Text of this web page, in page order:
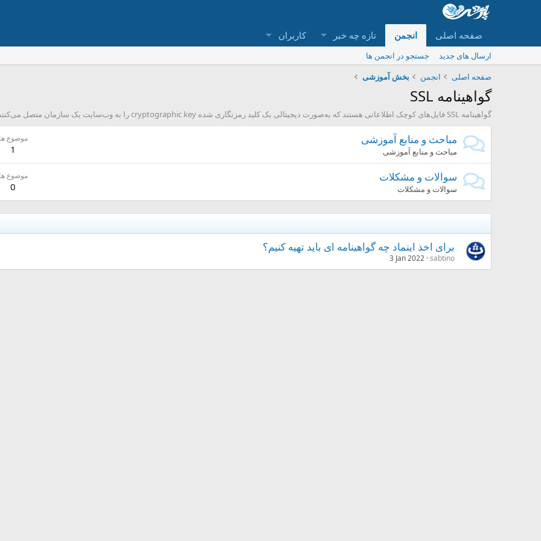
صفحه اصلی انجمن تازه چه خبر کاربران
ارسال های جدید
جستجو در انجمن ها
صفحه اصلی
انجمن بخش آموزشی
گواهینامه SSL
گواهینامه SSL فایل‌های کوچک اطلاعاتی هستند که به‌صورت دیجیتالی یک کلید رمزنگاری شده cryptographic key را به وب‌سایت یک سازمان متصل می‌کنند.
مباحث و منابع آموزشی
مباحث و منابع آموزشی
موضوع ها
1
سوالات و مشکلات
سوالات و مشکلات
موضوع ها
0
برای اخذ اینماد چه گواهینامه ای باید تهیه کنیم؟
sabtino
3 Jan 2022